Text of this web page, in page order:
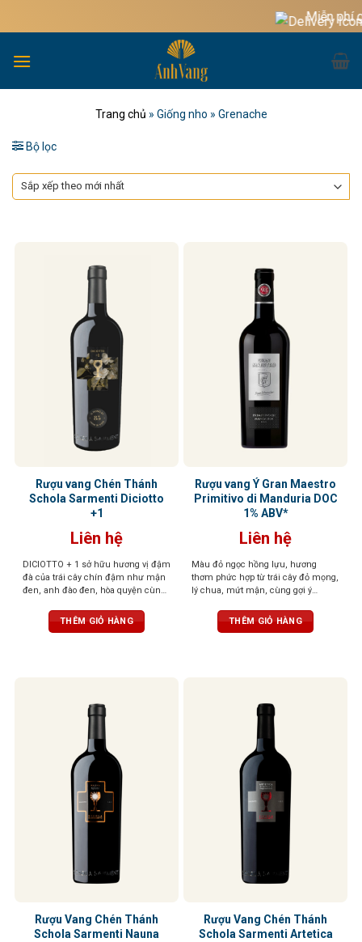
qua
dung
Miễn phí
Trang chủ » Giống nho » Grenache
Bộ lọc
Rượu vang Chén Thánh
Schola Sarmenti Diciotto
+1
Liên hệ
DICIOTTO + 1 sở hữu hương vị đậm
đà của trái cây chín đậm như mận
đen, anh đào đen, hòa quyện cùng
rượu mạnh mẽ, tròn đầy, tannin
mượt mà và hậu vị kéo dài ấm áp,
THÊM GIỎ HÀNG
Rượu vang Ý Gran Maestro
Primitivo di Manduria DOC
1% ABV*
Liên hệ
Màu đỏ ngọc hồng lựu, hương
thơm phức hợp từ trái cây đỏ mọng,
lý chua, mứt mận, cùng gợi ý
tròn trịa, tannin mềm mại, ngọt
THÊM GIỎ HÀNG
Rượu Vang Chén Thánh
Schola Sarmenti Nauna
Rượu Vang Chén Thánh
Schola Sarmenti Artetica